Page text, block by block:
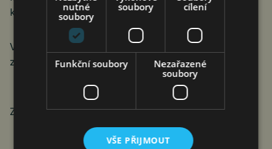
konference jsou společnosti Unicorn a Bentley.
Více informací o konferenci, řečnících a možnost
zaregistrovat se naleznete
ZDE.
Zdroj: Unicorn
nutné
soubory
soubory
cílení
Funkční soubory
Nezařazené
soubory
VŠE PŘIJMOUT